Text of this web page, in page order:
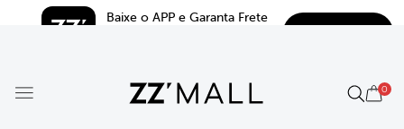
Baixe o APP e Garanta Frete
0